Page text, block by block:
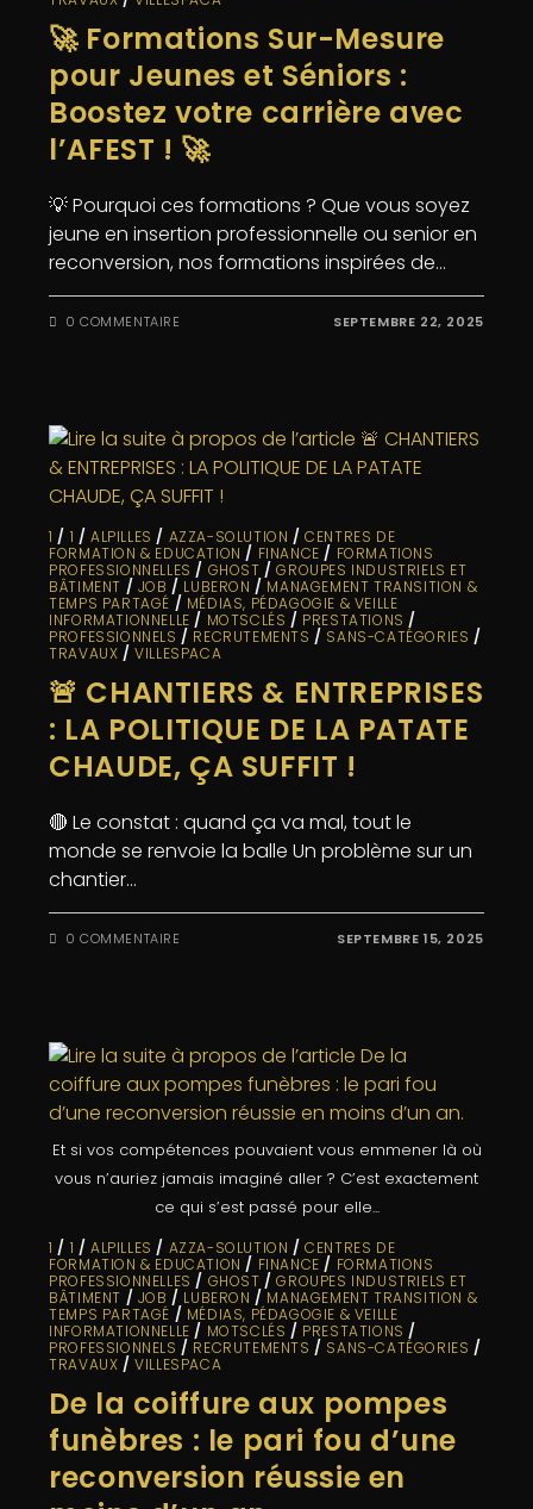
🚀 Formations Sur-Mesure
pour Jeunes et Séniors :
Boostez votre carrière avec
l’AFEST ! 🚀
💡 Pourquoi ces formations ? Que vous soyez
jeune en insertion professionnelle ou senior en
reconversion, nos formations inspirées de…
0 COMMENTAIRE SEPTEMBRE 22, 2025
1 / 1 /ALPILLES / AZZA-SOLUTION /CENTRES DE
FORMATION & EDUCATION / FINANCE / FORMATIONS
PROFESSIONNELLES / GHOST /GROUPES INDUSTRIELS ET
BÂTIMENT / JOB / LUBERON / MANAGEMENT TRANSITION &
TEMPS PARTAGÉ / MÉDIAS, PÉDAGOGIE & VEILLE
INFORMATIONNELLE / MOTSCLÉS / PRESTATIONS /
PROFESSIONNELS / RECRUTEMENTS / SANS-CATÉGORIES /
TRAVAUX /VILLESPACA
🚨 CHANTIERS & ENTREPRISES
: LA POLITIQUE DE LA PATATE
CHAUDE, ÇA SUFFIT !
🔴 Le constat : quand ça va mal, tout le
monde se renvoie la balle Un problème sur un
chantier…
0 COMMENTAIRE SEPTEMBRE 15, 2025
Et si vos compétences pouvaient vous emmener là où
vous n’auriez jamais imaginé aller ? C’est exactement
ce qui s’est passé pour elle...
1 / 1 /ALPILLES / AZZA-SOLUTION /CENTRES DE
FORMATION & EDUCATION / FINANCE / FORMATIONS
PROFESSIONNELLES / GHOST /GROUPES INDUSTRIELS ET
BÂTIMENT / JOB / LUBERON / MANAGEMENT TRANSITION &
TEMPS PARTAGÉ / MÉDIAS, PÉDAGOGIE & VEILLE
INFORMATIONNELLE / MOTSCLÉS / PRESTATIONS /
PROFESSIONNELS / RECRUTEMENTS / SANS-CATÉGORIES /
TRAVAUX /VILLESPACA
De la coiffure aux pompes
funèbres : le pari fou d’une
reconversion réussie en